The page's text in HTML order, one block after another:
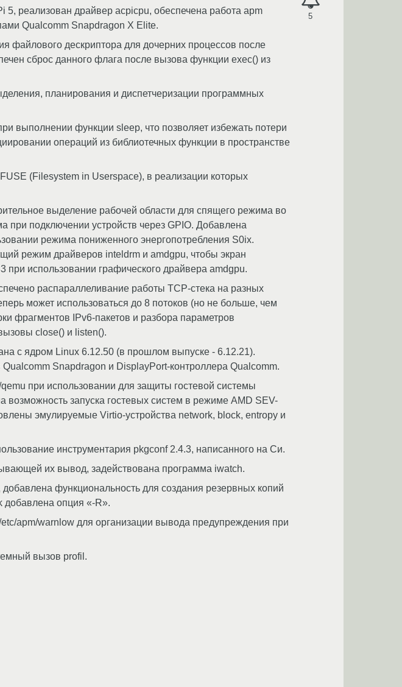
5
5, реализован драйвер acpicpu, обеспечена работа apm
Qualcomm Snapdragon X Elite.
файлового дескриптора для дочерних процессов после
сброс данного флага после вызова функции exec() из
планирования и диспетчеризации программных
выполнении функции sleep, что позволяет избежать потери
операций из библиотечных функции в пространстве
(Filesystem in Userspace), в реализации которых
выделение рабочей области для спящего режима во
при подключении устройств через GPIO. Добавлена
режима пониженного энергопотребления S0ix.
режим драйверов inteldrm и amdgpu, чтобы экран
использовании графического драйвера amdgpu.
распараллеливание работы TCP-стека на разных
может использоваться до 8 потоков (но не больше, чем
фрагментов IPv6-пакетов и разбора параметров
close() и listen().
с ядром Linux 6.12.50 (в прошлом выпуске - 6.12.21).
Snapdragon и DisplayPort-контроллера Qualcomm.
при использовании для защиты гостевой системы
запуска гостевых систем в режиме AMD SEV-
эмулируемые Virtio-устройства network, block, entropy и
инструментария pkgconf 2.4.3, написанного на Си.
их вывод, задействована программа iwatch.
функциональность для создания резервных копий
добавлена опция «-R».
apm/warnlow для организации вывода предупреждения при
вызов profil.